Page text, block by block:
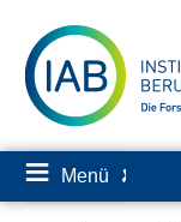
zum
Inhalt
≡ Menü ✘